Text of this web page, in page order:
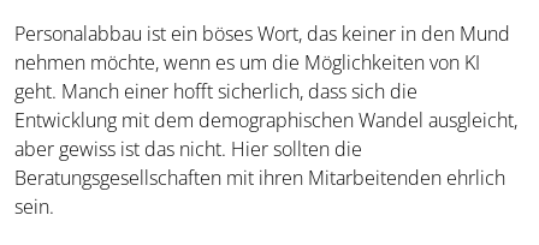
Personalabbau ist ein böses Wort, das keiner in den Mund
nehmen möchte, wenn es um die Möglichkeiten von KI
geht. Manch einer hofft sicherlich, dass sich die
Entwicklung mit dem demographischen Wandel ausgleicht,
aber gewiss ist das nicht. Hier sollten die
Beratungsgesellschaften mit ihren Mitarbeitenden ehrlich
sein.